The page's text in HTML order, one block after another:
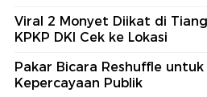
Viral 2 Monyet Diikat di
KPKP DKI Cek ke Lokasi
Pakar Bicara Reshuffle untuk
Kepercayaan Publik